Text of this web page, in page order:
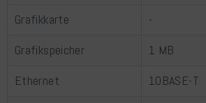
Grafikkarte
-
Grafikspeicher
1 MB
Ethernet
10BASE-T